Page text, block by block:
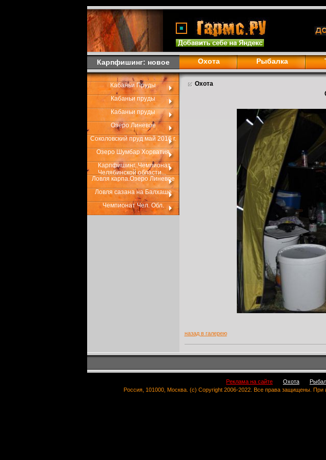
Карпфишинг: новое Охота Рыбалка
Кабаньи Пруды
Кабаньи пруды
Кабаньи пруды
Озеро Линевое
Соколовский пруд май 2016 г.
Озеро Шумбар Хорватия
Карпфишинг..Чемпионат
Челябинской области...
Ловля карпа.Озеро Линевое
Ловля сазана на Балхаше
Чемпионат Чел. Обл.
Охота
назад в галерею
Реклама на сайте Охота
Россия, 101000, Москва. (c) Copyright 2006-2022. Все права защищены. При